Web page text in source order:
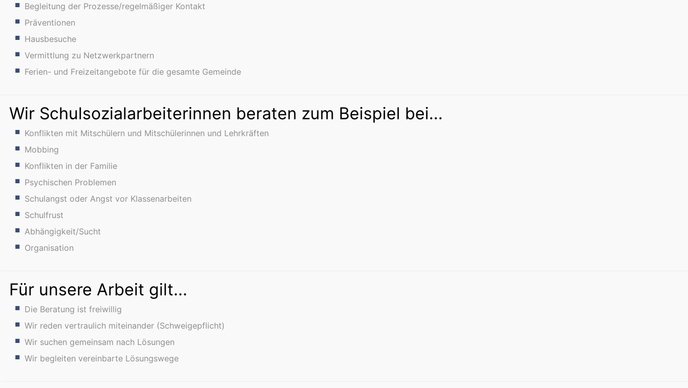
Begleitung der Prozesse/regelmäßiger Kontakt
Präventionen
Hausbesuche
Vermittlung zu Netzwerkpartnern
Ferien- und Freizeitangebote für die gesamte Gemeinde
Wir Schulsozialarbeiterinnen beraten zum Beispiel bei...
Konflikten mit Mitschülern und Mitschülerinnen und Lehrkräften
Mobbing
Konflikten in der Familie
Psychischen Problemen
Schulangst oder Angst vor Klassenarbeiten
Schulfrust
Abhängigkeit/Sucht
Organisation
Für unsere Arbeit gilt...
Die Beratung ist freiwillig
Wir reden vertraulich miteinander (Schweigepflicht)
Wir suchen gemeinsam nach Lösungen
Wir begleiten vereinbarte Lösungswege